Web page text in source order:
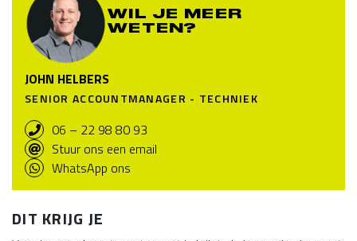
WIL JE MEER
WETEN?
JOHN HELBERS
SENIOR ACCOUNTMANAGER - TECHNIEK
06 – 22 98 80 93
Stuur ons een email
WhatsApp ons
DIT KRIJG JE